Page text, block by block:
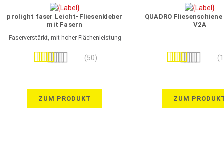
prolight faser Leicht-Fliesenkleber
mit Fasern
Faserverstärkt, mit hoher Flächenleistung
Bewertung: (50)
ZUM PRODUKT
QUADRO
V2A
Bewertung:
ZUM